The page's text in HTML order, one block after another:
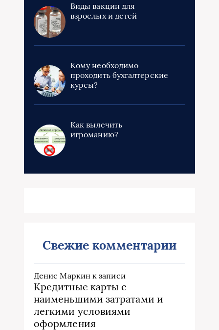
Виды вакцин для
взрослых и детей
Кому необходимо
проходить бухгалтерские
курсы?
Как вылечить
игроманию?
Свежие комментарии
Денис Маркинк записи
Кредитные карты с
наименьшими затратами и
легкими условиями
оформления